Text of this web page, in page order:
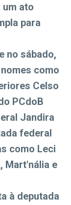
ato
para
no sábado,
como
Celso
PCdoB
Jandira
federal
como Leci
Mart'nália e
à deputada